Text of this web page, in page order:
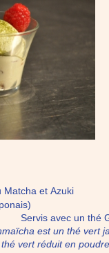
Matcha et Azuki
Servis avec un thé
est un thé vert
vert réduit en